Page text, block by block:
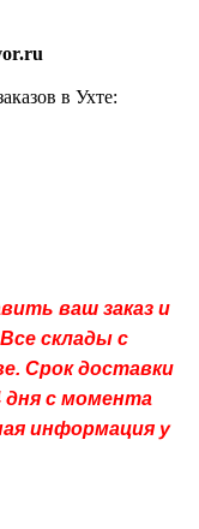
в Ухте:
ваш заказ и
склады с
Срок доставки
дня с момента
информация у